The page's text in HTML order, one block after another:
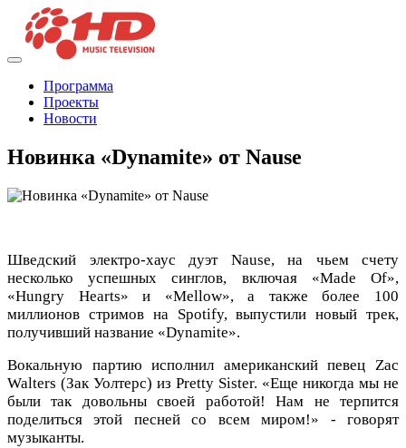
Программа
Проекты
Новости
Новинка «Dynamite» от Nause
Шведский электро-хаус дуэт Nause, на чьем счету
несколько успешных синглов, включая «Made Of»,
«Hungry Hearts» и «Mellow», а также более 100
миллионов стримов на Spotify, выпустили новый трек,
получивший название «Dynamite».
Вокальную партию исполнил американский певец Zac
Walters (Зак Уолтерс) из Pretty Sister. «Еще никогда мы не
были так довольны своей работой! Нам не терпится
поделиться этой песней со всем миром!» - говорят
музыканты.